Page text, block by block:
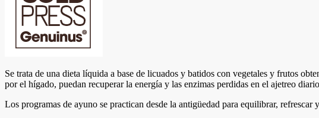
Se trata de una dieta líquida a base de licuados y batidos con vegetales y frutos
por el hígado, puedan recuperar la energía y las enzimas perdidas en el ajetreo
Los programas de ayuno se practican desde la antigüedad para equilibrar,